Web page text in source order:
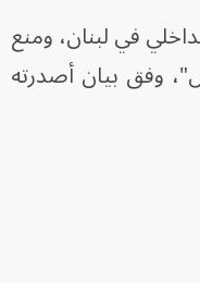
في لبنان، ومنع
وفق بيان أصدرته